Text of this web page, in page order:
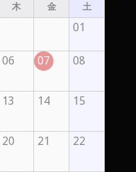
木 金 土
01
06 07 08
13 14 15
20 21 22